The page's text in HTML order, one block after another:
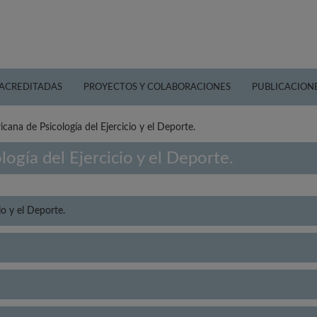
PROYECTOS Y COLABORACIONES
de Psicología del Ejercicio y el Deporte.
del Ejercicio y el Deporte.
y el Deporte.